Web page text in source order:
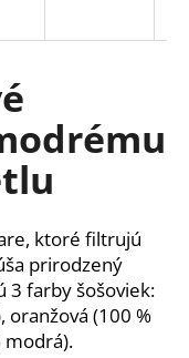
ktoré filtrujú
prirodzený
3 farby šošoviek:
oranžová (100 %
modrá).